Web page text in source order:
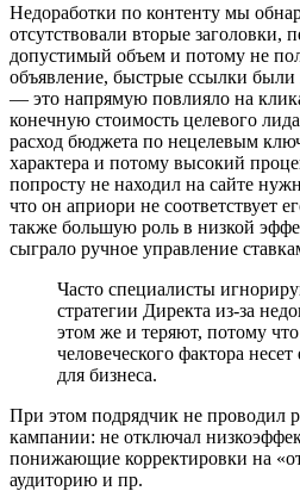
Недоработки по контенту мы
отсутствовали вторые заголовки,
допустимый объем и потому не
объявление, быстрые ссылки были
— это напрямую повлияло на
конечную стоимость целевого
расход бюджета по нецелевым
характера и потому высокий
попросту не находил на сайте
что он априори не соответствует
также большую роль в низкой
сыграло ручное управление
Часто специалисты
стратегии Директа из-за
этом же и теряют, потому
человеческого фактора
для бизнеса.
При этом подрядчик не проводил
кампании: не отключал
понижающие корректировки на
аудиторию и пр.